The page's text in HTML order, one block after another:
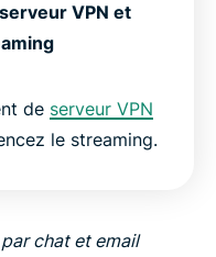
VPN et
de serveur VPN
le streaming.
chat et email